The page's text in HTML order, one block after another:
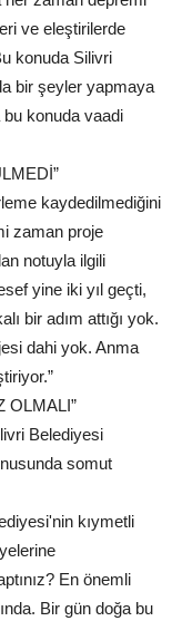
ve eleştirilerde
konuda Silivri
bir şeyler yapmaya
bu konuda vaadi
kaydedilmediğini
zaman proje
notuyla ilgili
yine iki yıl geçti,
bir adım attığı yok.
dahi yok. Anma
OLMALI”
Belediyesi
somut
kıymetli
En önemli
Bir gün doğa bu